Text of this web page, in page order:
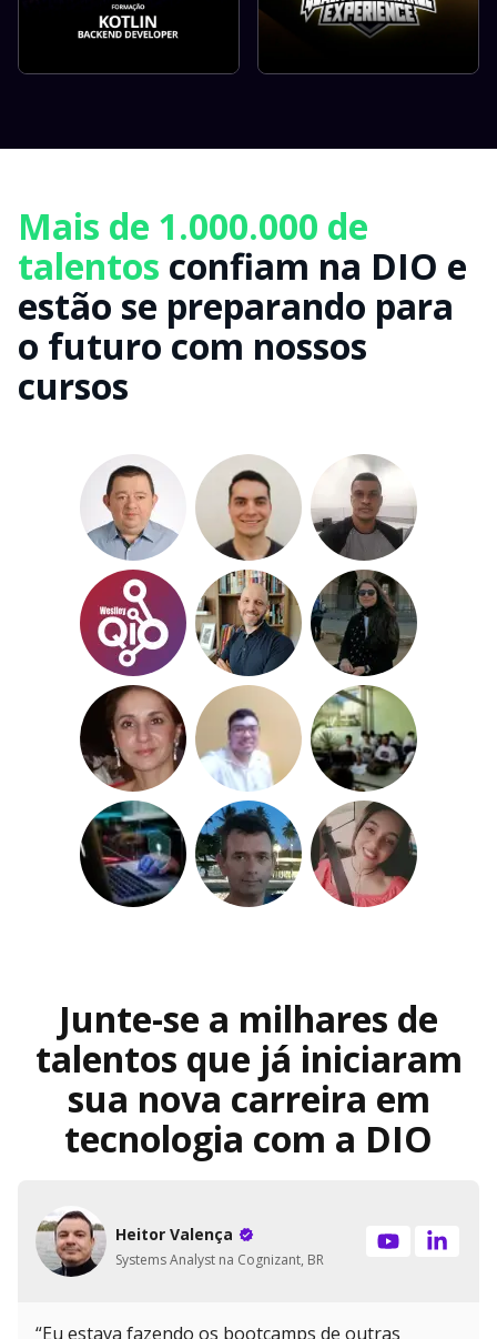
Mais de 1.000.000 de
talentos confiam na DIO e
estão se preparando para
o futuro com nossos
cursos
Junte-se a milhares de
talentos que já iniciaram
sua nova carreira em
tecnologia com a DIO
Heitor Valença
Systems Analyst na Cognizant, BR
“Eu estava fazendo os bootcamps de outras